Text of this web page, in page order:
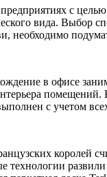
с
вида. Выбор
необходимо
в офисе
с учетом
королей
технологии